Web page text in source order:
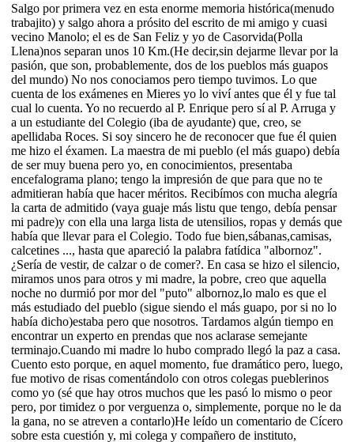
Salgo por primera vez en esta enorme memoria histórica(menudo
trabajito) y salgo ahora a prósito del escrito de mi amigo y cuasi
vecino Manolo; el es de San Feliz y yo de Casorvida(Polla
Llena)nos separan unos 10 Km.(He decir,sin dejarme llevar por la
pasión, que son, probablemente, dos de los pueblos más guapos
del mundo) No nos conociamos pero tiempo tuvimos. Lo que
cuenta de los exámenes en Mieres yo lo viví antes que él y fue tal
cual lo cuenta. Yo no recuerdo al P. Enrique pero sí al P. Arruga y
a un estudiante del Colegio (iba de ayudante) que, creo, se
apellidaba Roces. Si soy sincero he de reconocer que fue él quien
me hizo el éxamen. La maestra de mi pueblo (el más guapo) debía
de ser muy buena pero yo, en conocimientos, presentaba
encefalograma plano; tengo la impresión de que para que no te
admitieran había que hacer méritos. Recibímos con mucha alegría
la carta de admitido (vaya guaje más listu que tengo, debía pensar
mi padre)y con ella una larga lista de utensilios, ropas y demás que
había que llevar para el Colegio. Todo fue bien,sábanas,camisas,
calcetines ..., hasta que apareció la palabra fatídica "albornoz".
¿Sería de vestir, de calzar o de comer?. En casa se hizo el silencio,
miramos unos para otros y mi madre, la pobre, creo que aquella
noche no durmió por mor del "puto" albornoz,lo malo es que el
más estudiado del pueblo (sigue siendo el más guapo, por si no lo
había dicho)estaba pero que nosotros. Tardamos algún tiempo en
encontrar un experto en prendas que nos aclarase semejante
terminajo.Cuando mi madre lo hubo comprado llegó la paz a casa.
Cuento esto porque, en aquel momento, fue dramático pero, luego,
fue motivo de risas comentándolo con otros colegas pueblerinos
como yo (sé que hay otros muchos que les pasó lo mismo o peor
pero, por timidez o por verguenza o, simplemente, porque no le da
la gana, no se atreven a contarlo)He leído un comentario de Cícero
sobre esta cuestión y, mi colega y compañero de instituto,